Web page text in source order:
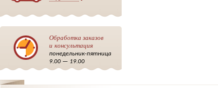
Обработка заказов
и консультация
понедельник-пятница
9.00 — 19.00